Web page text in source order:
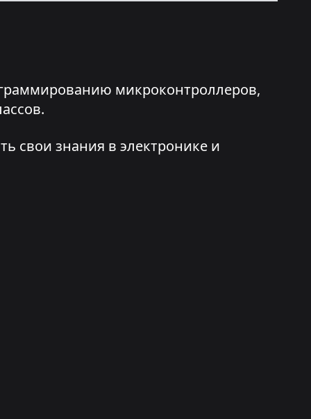
микроконтроллеров,
свои знания в электронике и